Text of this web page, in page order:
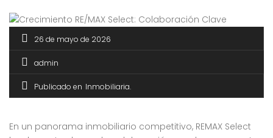
26 de mayo de 2026
admin
Publicado en Inmobiliaria
En un panorama inmobiliario competitivo, REMAX Select